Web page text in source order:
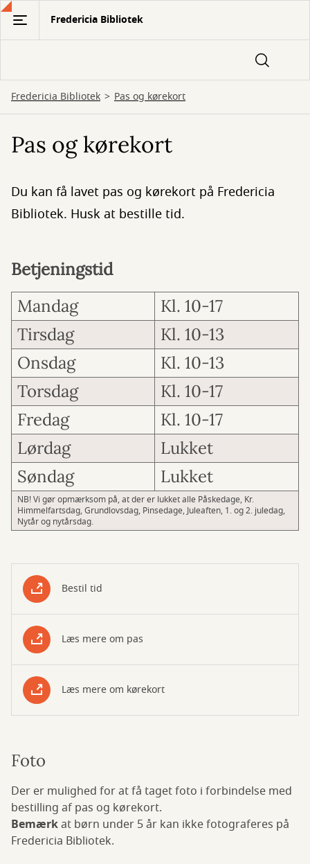
Gå
hovedindhold
Fredericia Bibliotek
Fredericia Bibliotek Pas og kørekort
Pas og kørekort
Du kan få lavet pas og kørekort på Fredericia
Bibliotek. Husk at bestille tid.
Betjeningstid
Mandag
Kl. 10-17
Tirsdag
Kl. 10-13
Onsdag
Kl. 10-13
Torsdag
Kl. 10-17
Fredag
Kl. 10-17
Lørdag
Lukket
Søndag
Lukket
NB! Vi gør opmærksom på, at der er lukket alle Påskedage, Kr.
Himmelfartsdag, Grundlovsdag, Pinsedage, Juleaften, 1. og 2. juledag,
Nytår og nytårsdag.
Bestil tid
Læs mere om pas
Læs mere om kørekort
Foto
Der er mulighed for at få taget foto i forbindelse med
bestilling af pas og kørekort.
Bemærkat børn under 5 år kan ikke fotograferes på
Fredericia Bibliotek.